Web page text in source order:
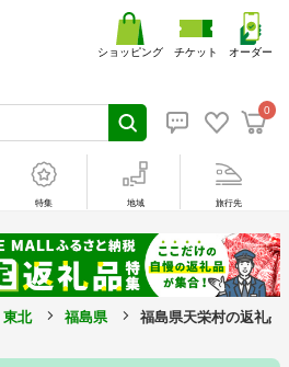
0
ショッピング チケット オーダー
特集 地域 旅行先
東北 福島県 福島県天栄村の返礼品